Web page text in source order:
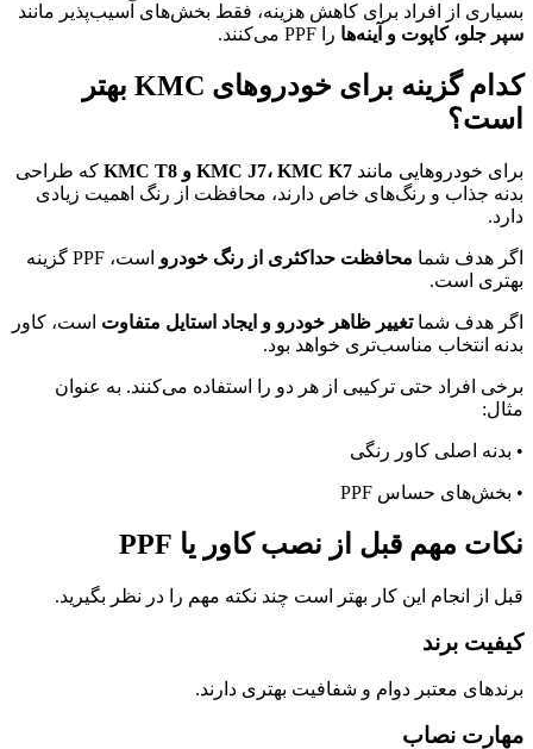
بسیاری از افراد برای کاهش هزینه، فقط بخش‌های آسیب‌پذیر مانند
سپر جلو، کاپوت و آینه‌ها را PPF می‌کنند.
کدام گزینه برای خودروهای KMC بهتر
است؟
برای خودروهایی مانند KMC J7، KMC K7 و KMC T8
که طراحی
بدنه جذاب و رنگ‌های خاص دارند، محافظت از رنگ اهمیت زیادی
دارد.
اگر هدف شما محافظت حداکثری از رنگ خودرو
است، PPF گزینه
بهتری است.
اگر هدف شماتغییر ظاهر خودرو و ایجاد استایل متفاوت است، کاور
بدنه انتخاب مناسب‌تری خواهد بود.
برخی افراد حتی ترکیبی از هر دو را استفاده می‌کنند. به عنوان
مثال:
• بدنه اصلی کاور رنگی
• بخش‌های حساس PPF
نکات مهم قبل از نصب کاور یا PPF
قبل از انجام این کار بهتر است چند نکته مهم را در نظر بگیرید.
کیفیت برند
برندهای معتبر دوام و شفافیت بهتری دارند.
مهارت نصاب